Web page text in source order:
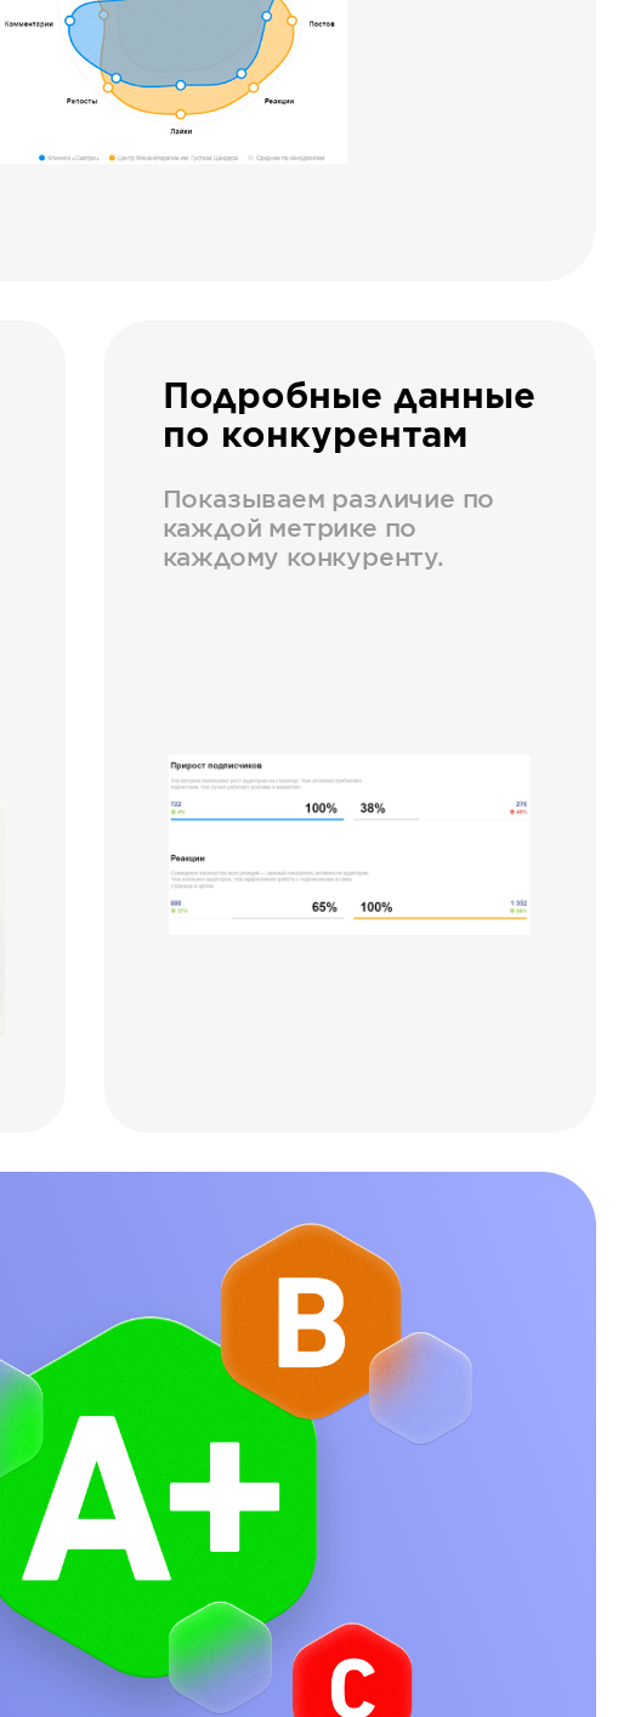
Подробные данные
по конкурентам
Показываем различие по
каждой метрике по
каждому конкуренту.